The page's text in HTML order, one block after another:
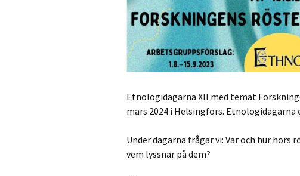
Etnologidagarna XII med temat
mars 2024 i Helsingfors. Etnologidagarna
Under dagarna frågar vi: Var och hur hörs
vem lyssnar på dem?